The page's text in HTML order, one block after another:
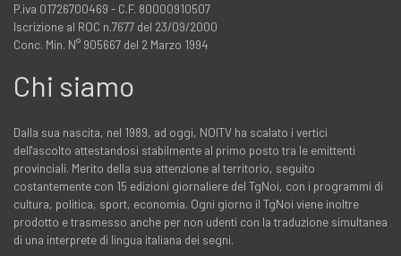
P.iva 01726700469 - C.F. 80000910507
Iscrizione al ROC n.7677 del 23/09/2000
Conc. Min. N° 905667 del 2 Marzo 1994
Chi siamo
Dalla sua nascita, nel 1989, ad oggi, NOITV ha scalato i vertici
dell'ascolto attestandosi stabilmente al primo posto tra le emittenti
provinciali. Merito della sua attenzione al territorio, seguito
costantemente con 15 edizioni giornaliere del TgNoi, con i programmi di
cultura, politica, sport, economia. Ogni giorno il TgNoi viene inoltre
prodotto e trasmesso anche per non udenti con la traduzione simultanea
di una interprete di lingua italiana dei segni.